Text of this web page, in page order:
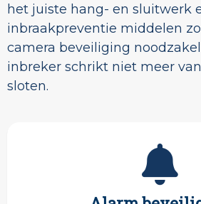
het juiste hang- en sluitwerk
inbraakpreventie middelen
camera beveiliging
inbreker schrikt niet meer
sloten.